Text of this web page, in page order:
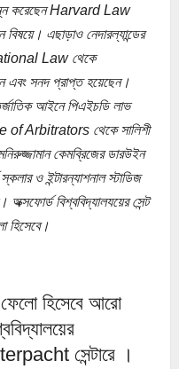
করেছেন Harvard Law
এছাড়াও নেদারল্যান্ডের
Law থেকে
এবং সনদ প্রাপ্ত হয়েছেন।
আইনে পিএইচডি লাভ
of Arbitrators থেকে সালিশী
কেমব্রিজের ডারউইন
ও ইন্টারন্যাশনাল স্টাডিজ
অক্সফোর্ড বিশ্ববিদ্যালযয়ের সেন্ট
হিসেবে।
ফেলো হিসেবে আরো
সেন্টারে ।